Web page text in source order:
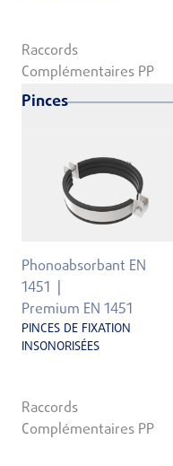
Raccords
Complémentaires PP
Pinces
Phonoabsorbant EN
1451
Premium EN 1451
PINCES DE FIXATION
INSONORISÉES
Raccords
Complémentaires PP